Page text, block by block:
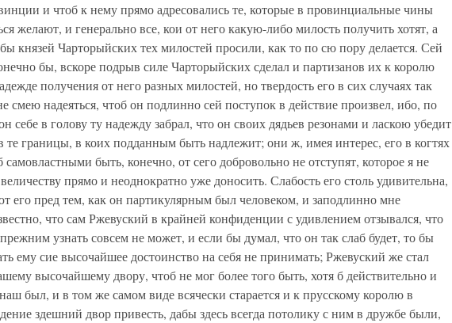
и чтоб к нему прямо адресовались те, которые в провинциальные чины
желают, и генерально все, кои от него какую-либо милость получить хотят, а
князей Чарторыйских тех милостей просили, как то по сю пору делается. Сей
бы, вскоре подрыв силе Чарторыйских сделал и партизанов их к королю
получения от него разных милостей, но твердость его в сих случаях так
смею надеяться, чтоб он подлинно сей поступок в действие произвел, ибо, по
себе в голову ту надежду забрал, что он своих дядьев резонами и ласкою убедит
те границы, в коих подданным быть надлежит; они ж, имея интерес, его в когтях
самовластными быть, конечно, от сего добровольно не отступят, которое я не
прямо и неоднократно уже доносить. Слабость его столь удивительна,
его пред тем, как он партикулярным был человеком, и заподлинно мне
что сам Ржевуский в крайней конфиденции с удивлением отзывался, что
узнать совсем не может, и если бы думал, что он так слаб будет, то бы
ему сие высочайшее достоинство на себя не принимать; Ржевуский же стал
высочайшему двору, чтоб не мог более того быть, хотя б действительно и
был, и в том же самом виде всячески старается и к прусскому королю в
здешний двор привесть, дабы здесь всегда потолику с ним в дружбе были,